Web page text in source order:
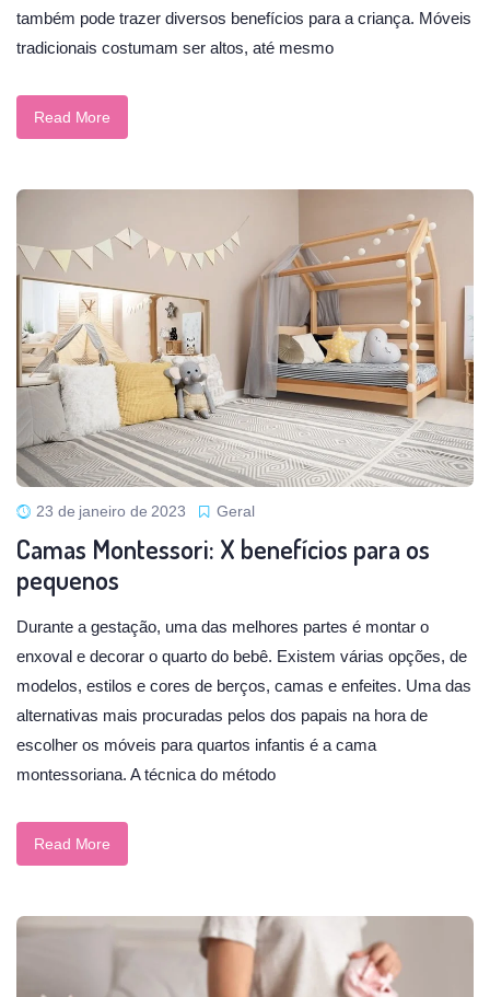
também pode trazer diversos benefícios para a criança. Móveis
tradicionais costumam ser altos, até mesmo
Read More
23 de janeiro de 2023 Geral
Camas Montessori: X benefícios para os
pequenos
Durante a gestação, uma das melhores partes é montar o
enxoval e decorar o quarto do bebê. Existem várias opções, de
modelos, estilos e cores de berços, camas e enfeites. Uma das
alternativas mais procuradas pelos dos papais na hora de
escolher os móveis para quartos infantis é a cama
montessoriana. A técnica do método
Read More